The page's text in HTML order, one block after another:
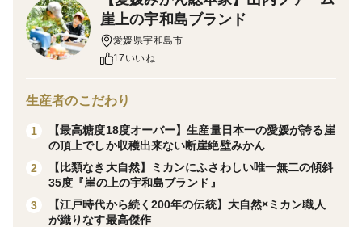
い。)
※現在TV出演によりご注文が非常に殺到しておりま
ので、ページが公開されている今のうちにご注文するこ
とをおススメします。
愛媛みかん発祥の地である宇和島吉田町で【江戸時代か
ら200年もの歳月】をかけて育て上げている山内ファー
ム山内直子です🍊
崖上の宇和島ブランド
愛媛県宇和島市
17いいね
生産者のこだわり
1
【最高糖度18度オーバー】生産量日本一の愛媛が誇る崖
の頂上でしか収穫出来ない断崖絶壁みかん
2
【比類なき大自然】ミカンにふさわしい唯一無二の傾斜
35度『崖の上の宇和島ブランド』
3
【江戸時代から続く200年の伝統】大自然×ミカン職人
が織りなす最高傑作